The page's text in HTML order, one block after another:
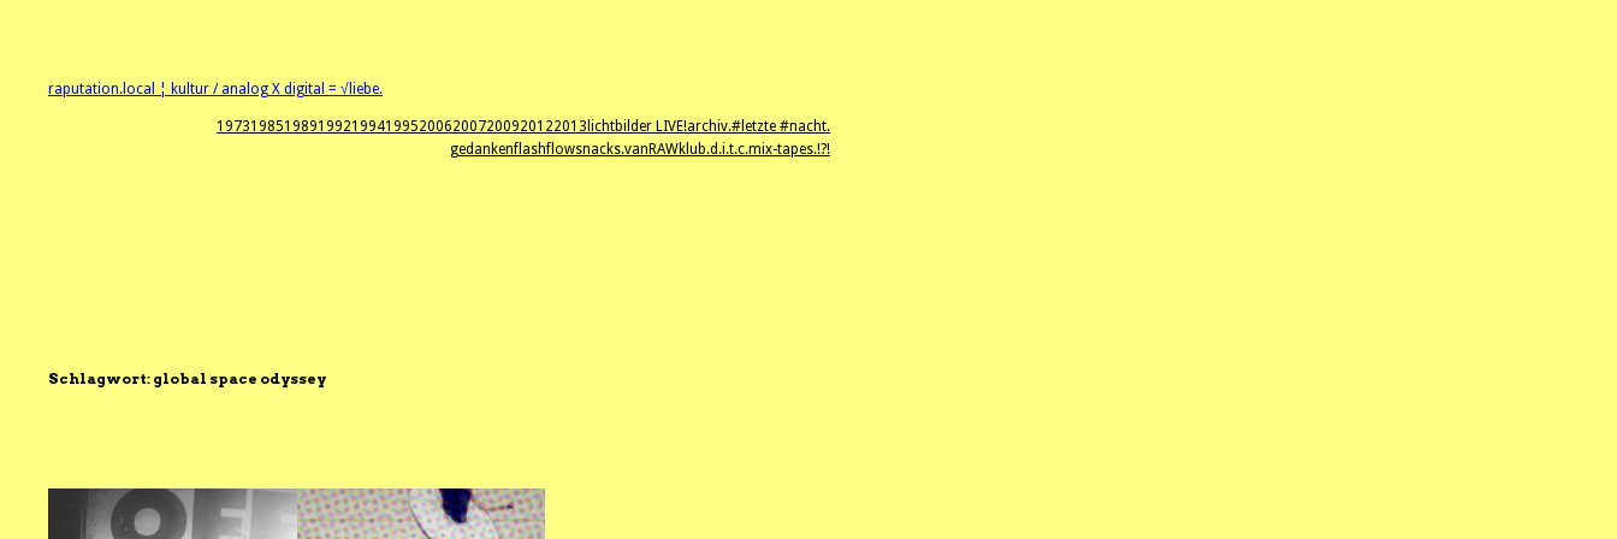
raputation.local ¦ kultur / analog X digital = √liebe.
19731985198919921994199520062007200920122013 lichtbilder LIVE!archiv.#letzte #nacht.
gedankenflashflowsnacks.vanRAWklub.d.i.t.c.mix-tapes.!?!
Schlagwort: global space odyssey